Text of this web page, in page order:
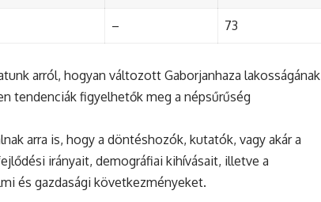
– 73
arról, hogyan változott Gaborjanhaza lakosságának
tendenciák figyelhetők meg a népsűrűség
arra is, hogy a döntéshozók, kutatók, vagy akár a
irányait, demográfiai kihívásait, illetve a
és gazdasági következményeket.